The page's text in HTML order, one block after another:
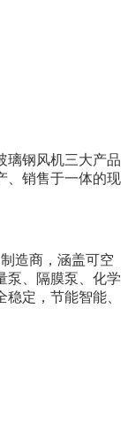
璃钢风机三大产品
、销售于一体的现
制造商，涵盖可空
泵、隔膜泵、化学
定，节能智能、